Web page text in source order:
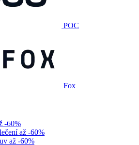
POC
Fox
-60%
až -60%
až -60%